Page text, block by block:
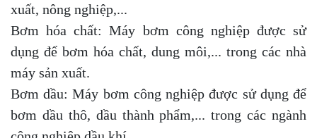
xuất, nông nghiệp,...
Bơm hóa chất: Máy bơm công nghiệp được sử
dụng để bơm hóa chất, dung môi,... trong các nhà
máy sản xuất.
Bơm dầu: Máy bơm công nghiệp được sử dụng để
bơm dầu thô, dầu thành phẩm,... trong các ngành